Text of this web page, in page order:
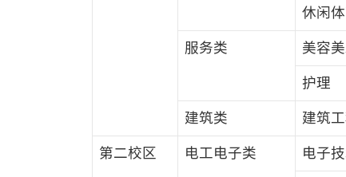
休闲
服务类 美容
护理
建筑类 建筑
第二校区 电工电子类 电子